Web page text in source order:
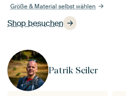
Shop besuchen
Größe & Material selbst wählen
Patrik Seiler